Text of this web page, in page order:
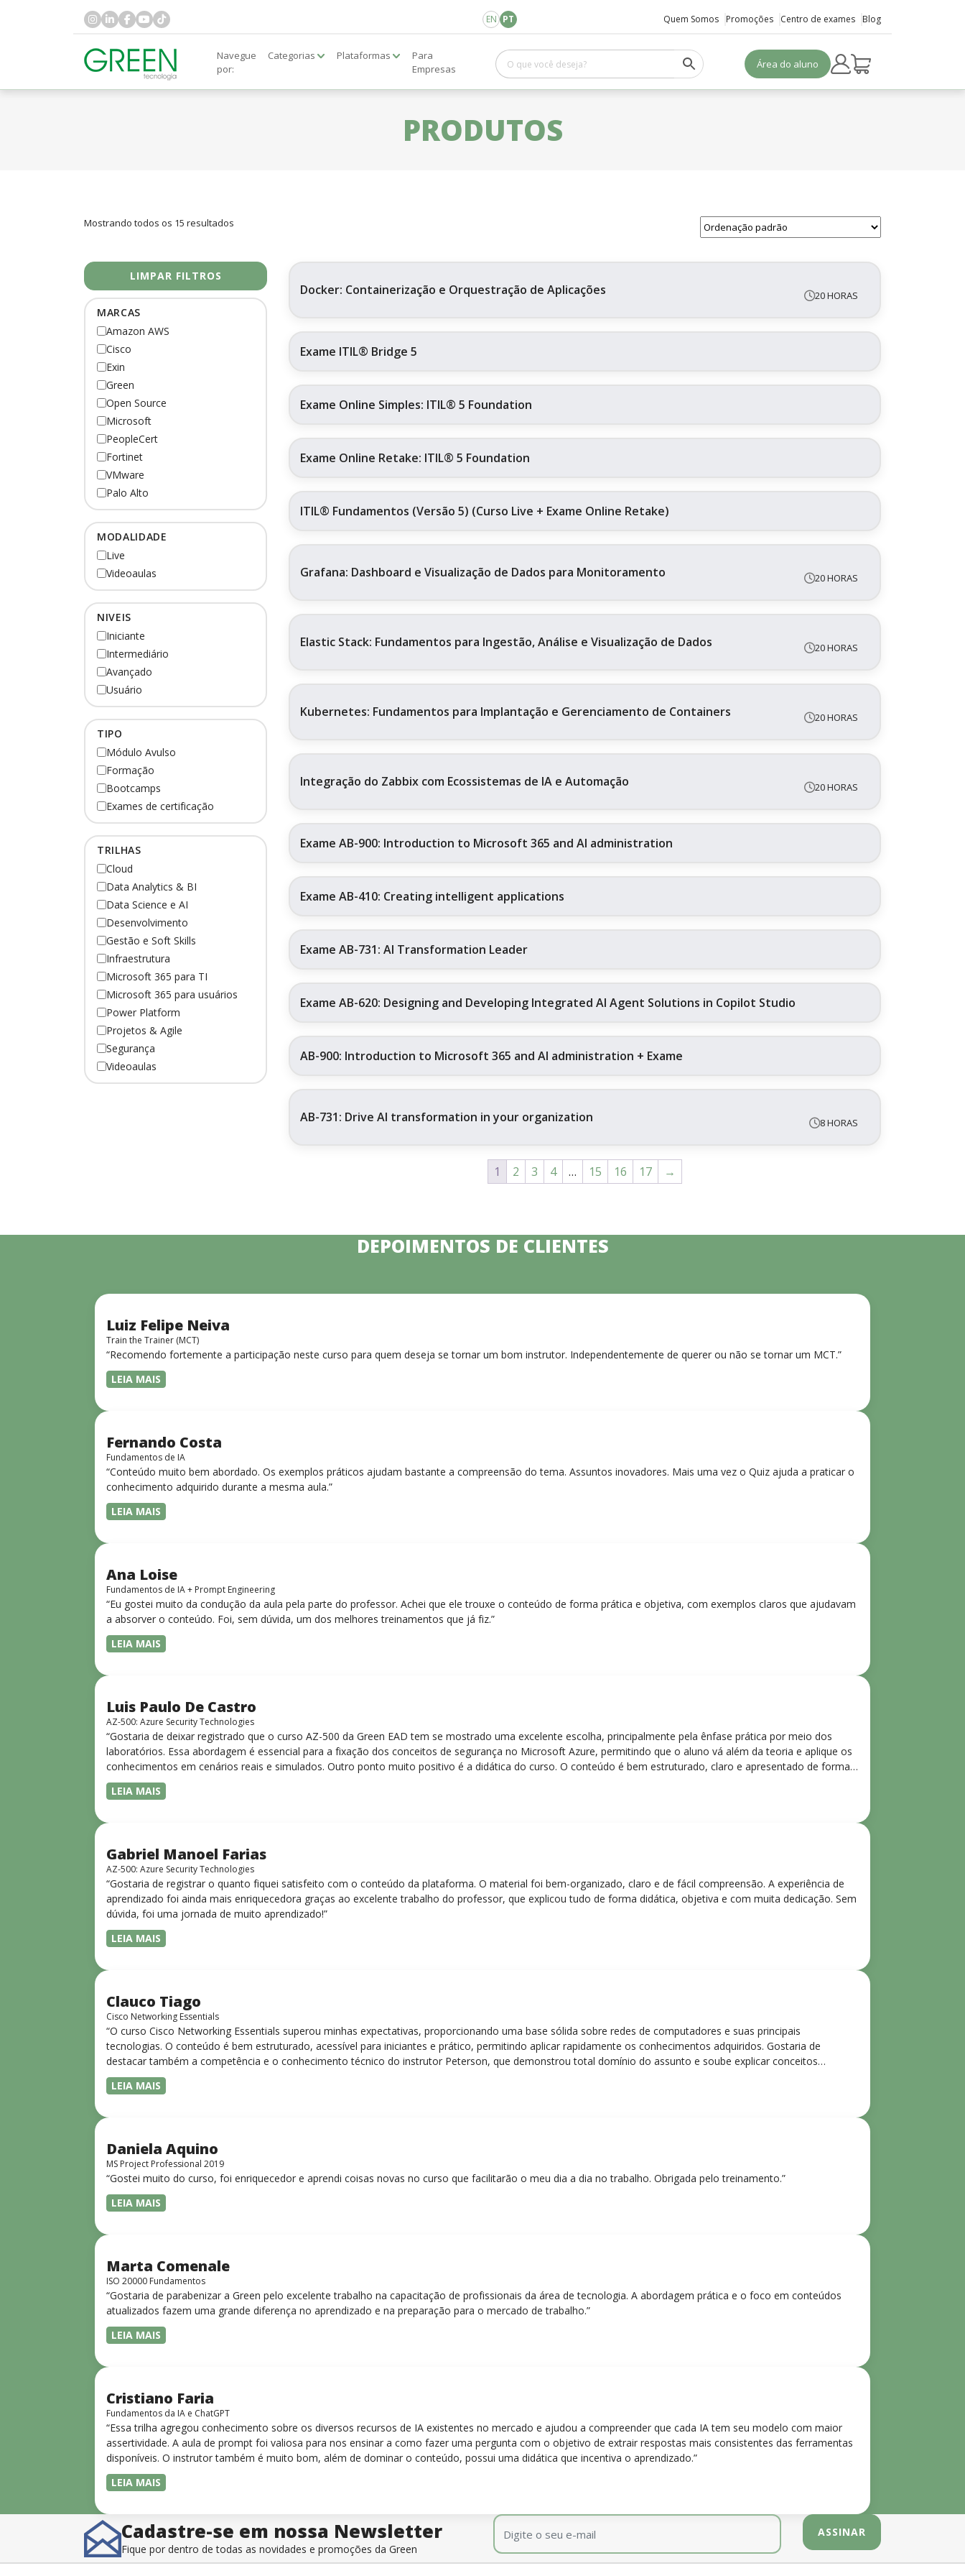
EN PT
Área do aluno
Quem Somos Promoções Centro de exames Blog
Navegue
por:
Categorias Plataformas
Para
Empresas
PRODUTOS
Mostrando todos os 15 resultados
LIMPAR FILTROS
MARCAS
Amazon AWS
Cisco
Exin
Green
Open Source
Microsoft
PeopleCert
Fortinet
VMware
Palo Alto
MODALIDADE
Live
Videoaulas
NIVEIS
Iniciante
Intermediário
Avançado
Usuário
TIPO
Módulo Avulso
Formação
Bootcamps
Exames de certificação
TRILHAS
Cloud
Data Analytics & BI
Data Science e AI
Desenvolvimento
Gestão e Soft Skills
Infraestrutura
Microsoft 365 para TI
Microsoft 365 para usuários
Power Platform
Projetos & Agile
Segurança
Videoaulas
Docker: Containerização e Orquestração de Aplicações 20 HORAS
Exame ITIL® Bridge 5
Exame Online Simples: ITIL® 5 Foundation
Exame Online Retake: ITIL® 5 Foundation
ITIL® Fundamentos (Versão 5) (Curso Live + Exame Online Retake)
Grafana: Dashboard e Visualização de Dados para Monitoramento 20 HORAS
Elastic Stack: Fundamentos para Ingestão, Análise e Visualização de Dados 20 HORAS
Kubernetes: Fundamentos para Implantação e Gerenciamento de Containers 20 HORAS
Integração do Zabbix com Ecossistemas de IA e Automação 20 HORAS
Exame AB-900: Introduction to Microsoft 365 and AI administration
Exame AB-410: Creating intelligent applications
Exame AB-731: AI Transformation Leader
Exame AB-620: Designing and Developing Integrated AI Agent Solutions in Copilot Studio
AB-900: Introduction to Microsoft 365 and AI administration + Exame
AB-731: Drive AI transformation in your organization 8 HORAS
1 2 3 4 … 15 16 17 →
DEPOIMENTOS DE CLIENTES
Luiz Felipe Neiva
Train the Trainer (MCT)
“Recomendo fortemente a participação neste curso para quem deseja se tornar um bom instrutor. Independentemente de querer ou não se tornar um MCT.”
LEIA MAIS
Fernando Costa
Fundamentos de IA
“Conteúdo muito bem abordado. Os exemplos práticos ajudam bastante a compreensão do tema. Assuntos inovadores. Mais uma vez o Quiz ajuda a praticar o
conhecimento adquirido durante a mesma aula.”
LEIA MAIS
Ana Loise
Fundamentos de IA + Prompt Engineering
“Eu gostei muito da condução da aula pela parte do professor. Achei que ele trouxe o conteúdo de forma prática e objetiva, com exemplos claros que ajudavam
a absorver o conteúdo. Foi, sem dúvida, um dos melhores treinamentos que já fiz.”
LEIA MAIS
Luis Paulo De Castro
AZ-500: Azure Security Technologies
“Gostaria de deixar registrado que o curso AZ-500 da Green EAD tem se mostrado uma excelente escolha, principalmente pela ênfase prática por meio dos
laboratórios. Essa abordagem é essencial para a fixação dos conceitos de segurança no Microsoft Azure, permitindo que o aluno vá além da teoria e aplique os
conhecimentos em cenários reais e simulados. Outro ponto muito positivo é a didática do curso. O conteúdo é bem estruturado, claro e apresentado de forma
progressiva, o que facilita o entendimento mesmo para quem não tem uma bagagem técnica muito avançada.”
LEIA MAIS
Gabriel Manoel Farias
AZ-500: Azure Security Technologies
“Gostaria de registrar o quanto fiquei satisfeito com o conteúdo da plataforma. O material foi bem-organizado, claro e de fácil compreensão. A experiência de
aprendizado foi ainda mais enriquecedora graças ao excelente trabalho do professor, que explicou tudo de forma didática, objetiva e com muita dedicação. Sem
dúvida, foi uma jornada de muito aprendizado!”
LEIA MAIS
Clauco Tiago
Cisco Networking Essentials
“O curso Cisco Networking Essentials superou minhas expectativas, proporcionando uma base sólida sobre redes de computadores e suas principais
tecnologias. O conteúdo é bem estruturado, acessível para iniciantes e prático, permitindo aplicar rapidamente os conhecimentos adquiridos. Gostaria de
destacar também a competência e o conhecimento técnico do instrutor Peterson, que demonstrou total domínio do assunto e soube explicar conceitos
complexos de forma clara e objetiva. Sua didática facilitou o aprendizado e tornou as aulas dinâmicas e envolventes. Recomendo o curso para todos que
desejam iniciar ou aprofundar seus conhecimentos em redes!”
LEIA MAIS
Daniela Aquino
MS Project Professional 2019
“Gostei muito do curso, foi enriquecedor e aprendi coisas novas no curso que facilitarão o meu dia a dia no trabalho. Obrigada pelo treinamento.”
LEIA MAIS
Marta Comenale
ISO 20000 Fundamentos
“Gostaria de parabenizar a Green pelo excelente trabalho na capacitação de profissionais da área de tecnologia. A abordagem prática e o foco em conteúdos
atualizados fazem uma grande diferença no aprendizado e na preparação para o mercado de trabalho.”
LEIA MAIS
Cristiano Faria
Fundamentos da IA e ChatGPT
“Essa trilha agregou conhecimento sobre os diversos recursos de IA existentes no mercado e ajudou a compreender que cada IA tem seu modelo com maior
assertividade. A aula de prompt foi valiosa para nos ensinar a como fazer uma pergunta com o objetivo de extrair respostas mais consistentes das ferramentas
disponíveis. O instrutor também é muito bom, além de dominar o conteúdo, possui uma didática que incentiva o aprendizado.”
LEIA MAIS
Cadastre-se em nossa Newsletter
Fique por dentro de todas as novidades e promoções da Green
E-mail